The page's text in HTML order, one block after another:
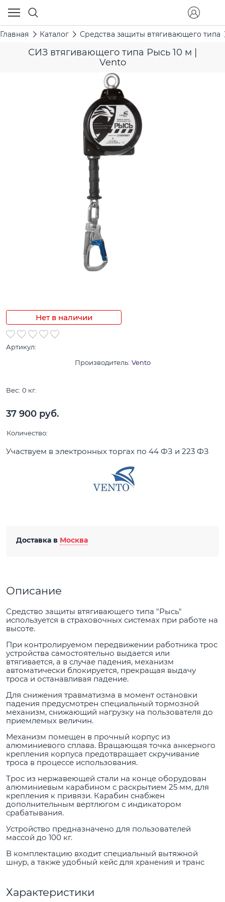
Главная Каталог Средства защиты втягивающего типа
СИЗ втягивающего типа Рысь 10 м |
Vento
Нет в наличии
Артикул:
Производитель: Vento
Вес: 0 кг.
37 900 руб.
Количество:
Участвуем в электронных торгах по 44 ФЗ и 223 ФЗ
Доставка в Москва
Описание
Средство защиты втягивающего типа "Рысь"
используется в страховочных системах при работе на
высоте.
При контролируемом передвижении работника трос
устройства самостоятельно выдается или
втягивается, а в случае падения, механизм
автоматически блокируется, прекращая выдачу
троса и останавливая падение.
Для снижения травматизма в момент остановки
падения предусмотрен специальный тормозной
механизм, снижающий нагрузку на пользователя до
приемлемых величин.
Механизм помещен в прочный корпус из
алюминиевого сплава. Вращающая точка анкерного
крепления корпуса предотвращает скручивание
троса в процессе использования.
Трос из нержавеющей стали на конце оборудован
алюминиевым карабином с раскрытием 25 мм, для
крепления к привязи. Карабин снабжен
дополнительным вертлюгом с индикатором
срабатывания.
Устройство предназначено для пользователей
массой до 100 кг.
В комплектацию входит специальный вытяжной
шнур, а также удобный кейс для хранения и транс
Характеристики